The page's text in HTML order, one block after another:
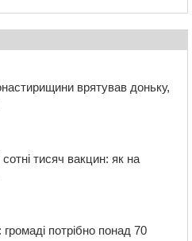
врятував доньку,
тисяч вакцин: як на
потрібно понад 70